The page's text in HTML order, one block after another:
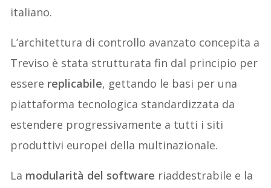
italiano.
L’architettura di controllo avanzato concepita a
Treviso è stata strutturata fin dal principio per
essere replicabile, gettando le basi per una
piattaforma tecnologica standardizzata da
estendere progressivamente a tutti i siti
produttivi europei della multinazionale.
La modularità del software riaddestrabile e la